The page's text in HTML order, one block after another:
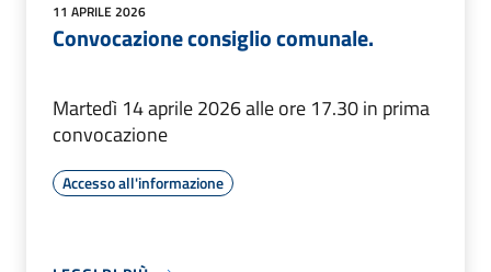
11 APRILE 2026
Convocazione consiglio comunale.
Martedì 14 aprile 2026 alle ore 17.30 in prima
convocazione
Accesso all'informazione